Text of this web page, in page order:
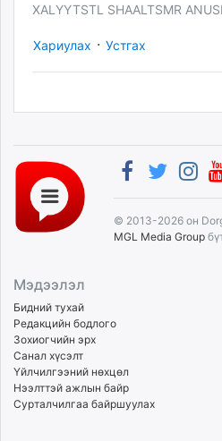
XALYYTSTL SHAALTSMR
Хариулах · Устгах
© 2013-2026 он
MGL Media Group
Мэдээлэл
Бидний тухай
Редакцийн бодлого
Зохиогчийн эрх
Санал хүсэлт
Үйлчилгээний нөхцөл
Нээлттэй ажлын байр
Сурталчилгаа байршуулах